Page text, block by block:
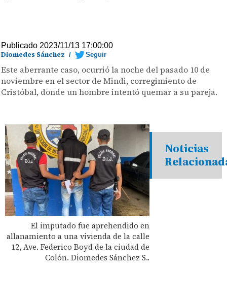
Publicado 2023/11/13 17:00:00
Diomedes Sánchez / Seguir
Este aberrante caso, ocurrió la noche del pasado 10 de
noviembre en el sector de Mindi, corregimiento de
Cristóbal, donde un hombre intentó quemar a su pareja.
El imputado fue aprehendido en
allanamiento a una vivienda de la calle
12, Ave. Federico Boyd de la ciudad de
Colón. Diomedes Sánchez S..
Noticias